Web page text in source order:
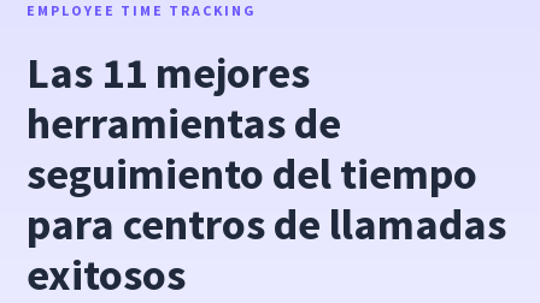
EMPLOYEE TIME TRACKING
Las 11 mejores
herramientas de
seguimiento del tiempo
para centros de llamadas
exitosos